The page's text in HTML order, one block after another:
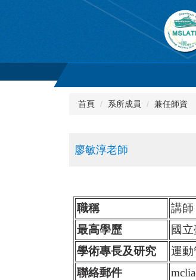
區
首頁 系所成員 兼任師資
廖敏淳老師
職稱
講師
最高學歷
國
學術專長及研究
運
聯絡郵件